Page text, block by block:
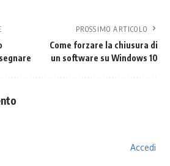
PROSSIMO ARTICOLO
Come forzare la chiusura di
un software su Windows 10
Accedi